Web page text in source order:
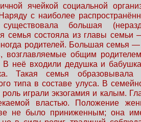
ячейкой социальной
с наиболее
большая
семья состояла из главы
родителей. Большая семья
возглавляемые общим
В неё входили дедушка и
Такая семья образовывала
типа в составе улуса. В
играли экзогамия и калым.
властью. Положение
не было приниженным; она